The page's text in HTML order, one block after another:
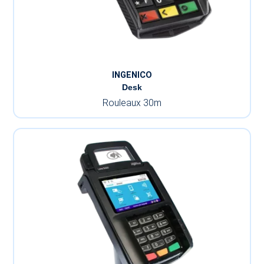
INGENICO
Desk
Rouleaux 30m